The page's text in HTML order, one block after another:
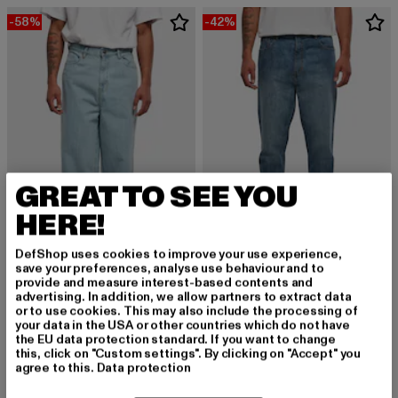
-58%
URBAN CLASSICS
90‘s
21,00 EUR
Derzeitiger Preis: 21,00 EUR
49,99 EURAktionspreis: 49,99 EUR
-42%
URBAN CLASSICS
Cropped Tapered
28,99 EUR
Derzeitiger Preis: 28,99 EUR
49,99 EUR Aktionspreis:
GREAT TO SEE YOU
HERE!
DefShop uses cookies to improve your use experience,
save your preferences, analyse use behaviour and to
provide and measure interest-based contents and
advertising. In addition, we allow partners to extract data
or to use cookies. This may also include the processing of
your data in the USA or other countries which do not have
the EU data protection standard. If you want to change
this, click on "Custom settings". By clicking on "Accept" you
agree to this. Data protection